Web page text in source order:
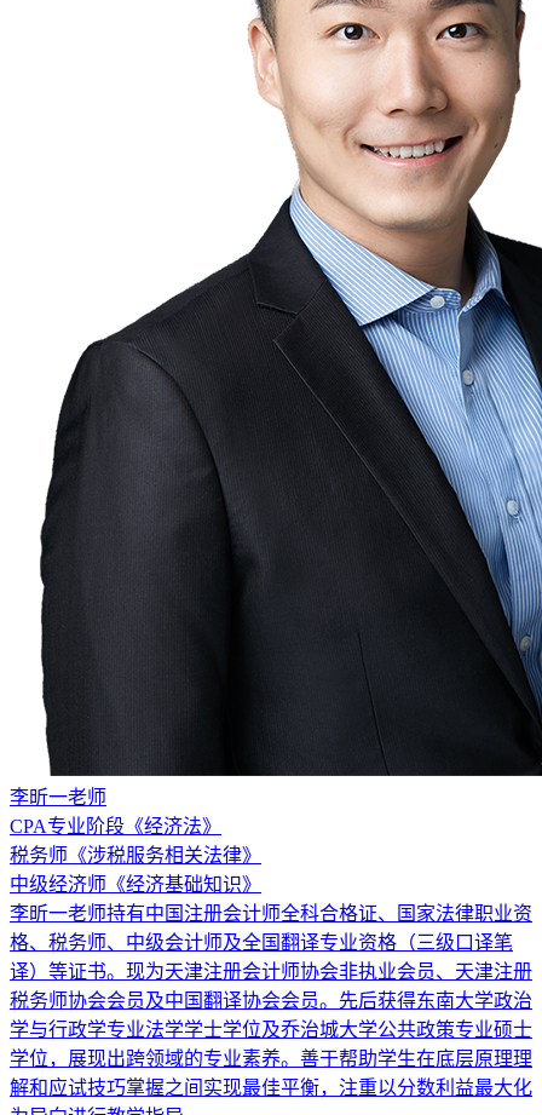
李昕一老师
CPA专业阶段《经济法》
税务师《涉税服务相关法律》
中级经济师《经济基础知识》
李昕一老师持有中国注册会计师全科合格证、国家法律职业资
格、税务师、中级会计师及全国翻译专业资格（三级口译笔
译）等证书。现为天津注册会计师协会非执业会员、天津注册
税务师协会会员及中国翻译协会会员。先后获得东南大学政治
学与行政学专业法学学士学位及乔治城大学公共政策专业硕士
学位，展现出跨领域的专业素养。善于帮助学生在底层原理理
解和应试技巧掌握之间实现最佳平衡，注重以分数利益最大化